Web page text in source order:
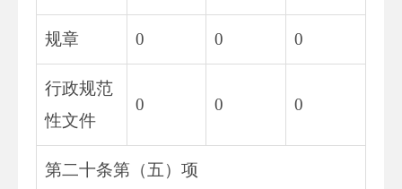
规章 0 0 0
行政规范
性文件
0 0 0
第二十条第（五）项